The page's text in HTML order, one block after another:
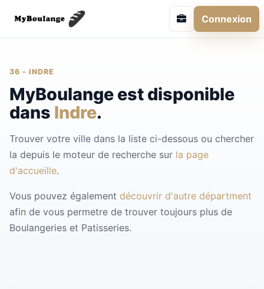
Connexion
36 - INDRE
MyBoulange est disponible
dans Indre.
Trouver votre ville dans la liste ci-dessous ou chercher
la depuis le moteur de recherche sur la page
d'accueille.
Vous pouvez également découvrir d'autre départment
afin de vous permetre de trouver toujours plus de
Boulangeries et Patisseries.